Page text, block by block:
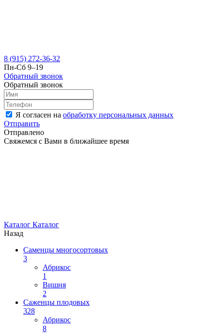
8 (915) 272-36-32
Пн-Сб 9–19
Обратный звонок
Обратный звонок
Я согласен на обработку персональных данных
Отправить
Отправлено
Свяжемся с Вами в ближайшее время
Каталог Каталог
Назад
Саменцы многосортовых
3
Абрикос
1
Вишня
2
Саженцы плодовых
328
Абрикос
8